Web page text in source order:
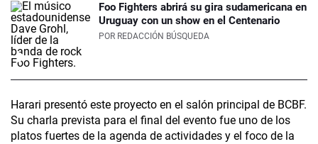
Foo Fighters abrirá su gira sudamericana en
Uruguay con un show en el Centenario
POR REDACCIÓN BÚSQUEDA
Harari presentó este proyecto en el salón principal de BCBF.
Su charla prevista para el final del evento fue uno de los
platos fuertes de la agenda de actividades y el foco de la